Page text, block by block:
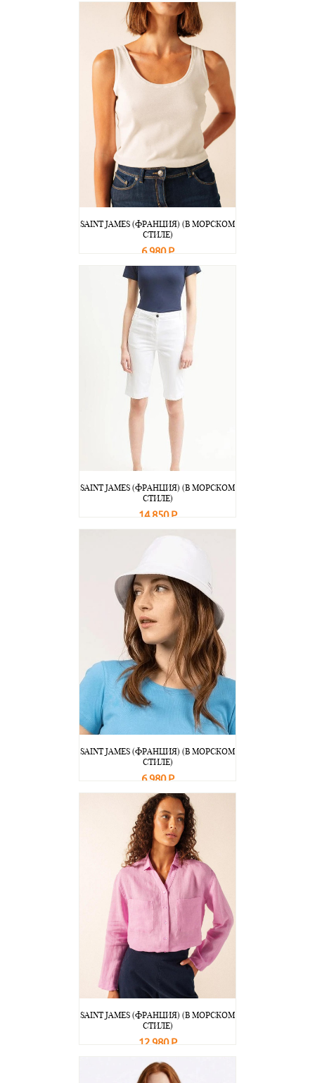
В корзину Подробнее
SAINT JAMES (ФРАНЦИЯ) (В МОРСКОМ
СТИЛЕ)
6 980 Р
В корзину Подробнее
SAINT JAMES (ФРАНЦИЯ) (В МОРСКОМ
СТИЛЕ)
14 850 Р
Подробнее
SAINT JAMES (ФРАНЦИЯ) (В МОРСКОМ
СТИЛЕ)
6 980 Р
Подробнее
SAINT JAMES (ФРАНЦИЯ) (В МОРСКОМ
СТИЛЕ)
12 980 Р